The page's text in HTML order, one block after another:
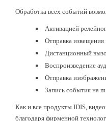
Обработка всех событий
Активацией
Отправка
Дистанционный
Воспроизведение
Отправка
Запись события на
Как и все продукты IDIS,
благодаря фирменной